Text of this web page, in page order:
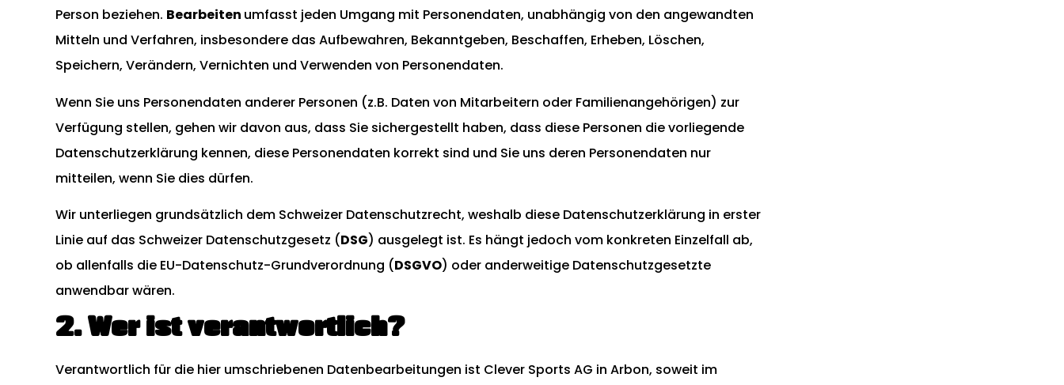
Person beziehen. Bearbeiten umfasst jeden Umgang mit Personendaten, unabhängig von den angewandten
Mitteln und Verfahren, insbesondere das Aufbewahren, Bekanntgeben, Beschaffen, Erheben, Löschen,
Speichern, Verändern, Vernichten und Verwenden von Personendaten.
Wenn Sie uns Personendaten anderer Personen (z.B. Daten von Mitarbeitern oder Familienangehörigen) zur
Verfügung stellen, gehen wir davon aus, dass Sie sichergestellt haben, dass diese Personen die vorliegende
Datenschutzerklärung kennen, diese Personendaten korrekt sind und Sie uns deren Personendaten nur
mitteilen, wenn Sie dies dürfen.
Wir unterliegen grundsätzlich dem Schweizer Datenschutzrecht, weshalb diese Datenschutzerklärung in erster
Linie auf das Schweizer Datenschutzgesetz (DSG) ausgelegt ist. Es hängt jedoch vom konkreten Einzelfall ab,
ob allenfalls die EU-Datenschutz-Grundverordnung (DSGVO) oder anderweitige Datenschutzgesetzte
anwendbar wären.
2. Wer ist verantwortlich?
Verantwortlich für die hier umschriebenen Datenbearbeitungen ist Clever Sports AG in Arbon, soweit im